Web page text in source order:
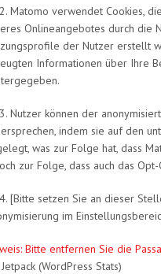
Matomo verwendet Cookies,
Onlineangebotes durch die
der Nutzer erstellt
Informationen über Ihre
Nutzer können der
indem sie auf den
was zur Folge hat, dass
zur Folge, dass auch das
[Bitte setzen Sie an dieser
im
Bitte entfernen Sie die
(WordPress Stats)